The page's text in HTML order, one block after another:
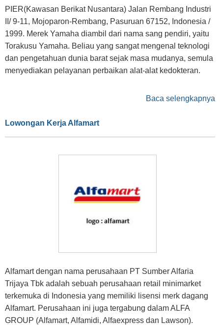
PIER(Kawasan Berikat Nusantara) Jalan Rembang Industri
II/ 9-11, Mojoparon-Rembang, Pasuruan 67152, Indonesia /
1999. Merek Yamaha diambil dari nama sang pendiri, yaitu
Torakusu Yamaha. Beliau yang sangat mengenal teknologi
dan pengetahuan dunia barat sejak masa mudanya, semula
menyediakan pelayanan perbaikan alat-alat kedokteran.
Baca selengkapnya
Lowongan Kerja Alfamart
Alfamart dengan nama perusahaan PT Sumber Alfaria
Trijaya Tbk adalah sebuah perusahaan retail minimarket
terkemuka di Indonesia yang memiliki lisensi merk dagang
Alfamart. Perusahaan ini juga tergabung dalam ALFA
GROUP (Alfamart, Alfamidi, Alfaexpress dan Lawson).